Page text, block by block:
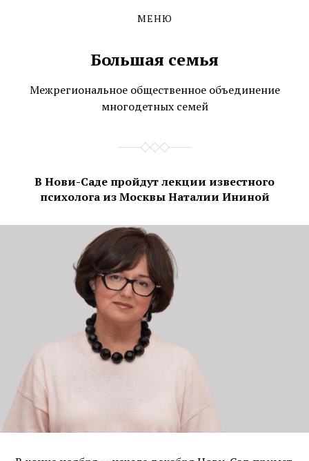
МЕНЮ
Большая семья
Межрегиональное общественное объединение
многодетных семей
В Нови-Саде пройдут лекции известного
психолога из Москвы Наталии Ининой